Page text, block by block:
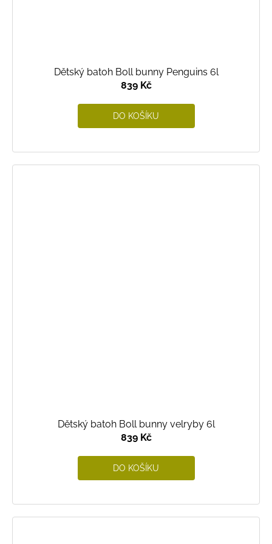
Dětský batoh Boll bunny Penguins 6l
839 Kč
DO KOŠÍKU
Dětský batoh Boll bunny velryby 6l
839 Kč
DO KOŠÍKU